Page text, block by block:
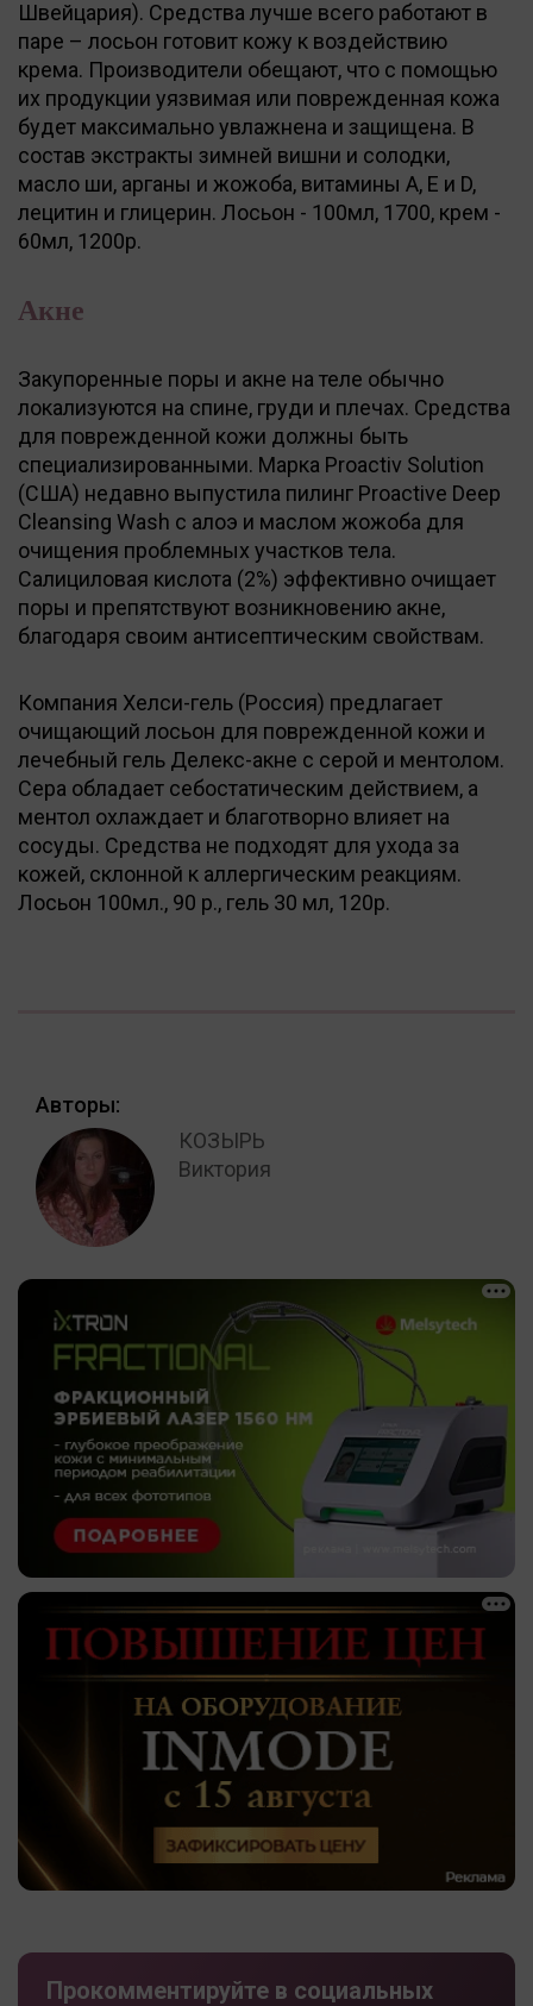
Швейцария). Средства лучше всего работают в
паре – лосьон готовит кожу к воздействию
крема. Производители обещают, что с помощью
их продукции уязвимая или поврежденная кожа
будет максимально увлажнена и защищена. В
состав экстракты зимней вишни и солодки,
масло ши, арганы и жожоба, витамины А, Е и D,
лецитин и глицерин. Лосьон - 100мл, 1700, крем -
60мл, 1200р.
Акне
Закупоренные поры и акне на теле обычно
локализуются на спине, груди и плечах. Средства
для поврежденной кожи должны быть
специализированными. Марка Proactiv Solution
(США) недавно выпустила пилинг Proactive Deep
Cleansing Wash с алоэ и маслом жожоба для
очищения проблемных участков тела.
Салициловая кислота (2%) эффективно очищает
поры и препятствуют возникновению акне,
благодаря своим антисептическим свойствам.
Компания Хелси-гель (Россия) предлагает
очищающий лосьон для поврежденной кожи и
лечебный гель Делекс-акне с серой и ментолом.
Сера обладает себостатическим действием, а
ментол охлаждает и благотворно влияет на
сосуды. Средства не подходят для ухода за
кожей, склонной к аллергическим реакциям.
Лосьон 100мл., 90 р., гель 30 мл, 120р.
Авторы:
КОЗЫРЬ
Виктория
Прокомментируйте в социальных